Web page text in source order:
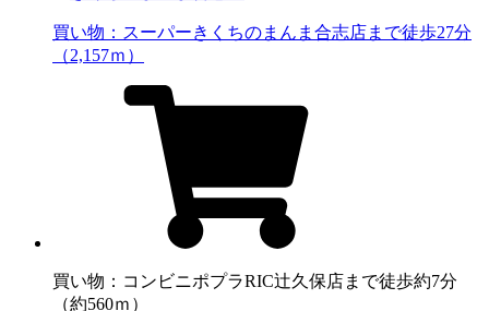
買い物：スーパーきくちのまんま合志店まで徒歩27分
（2,157ｍ）
買い物：コンビニポプラRIC辻久保店まで徒歩約7分
（約560ｍ）